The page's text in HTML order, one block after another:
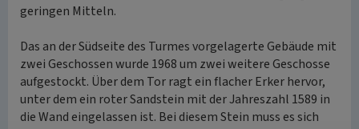
geringen Mitteln.
Das an der Südseite des Turmes vorgelagerte Gebäude mit
zwei Geschossen wurde 1968 um zwei weitere Geschosse
aufgestockt. Über dem Tor ragt ein flacher Erker hervor,
unter dem ein roter Sandstein mit der Jahreszahl 1589 in
die Wand eingelassen ist. Bei diesem Stein muss es sich